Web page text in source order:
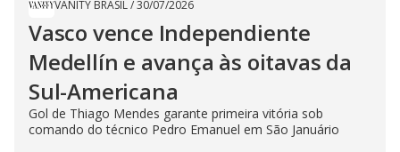
VANITY BRASIL/30/07/2026
Vasco vence Independiente
Medellín e avança às oitavas da
Sul-Americana
Gol de Thiago Mendes garante primeira vitória sob
comando do técnico Pedro Emanuel em São Januário